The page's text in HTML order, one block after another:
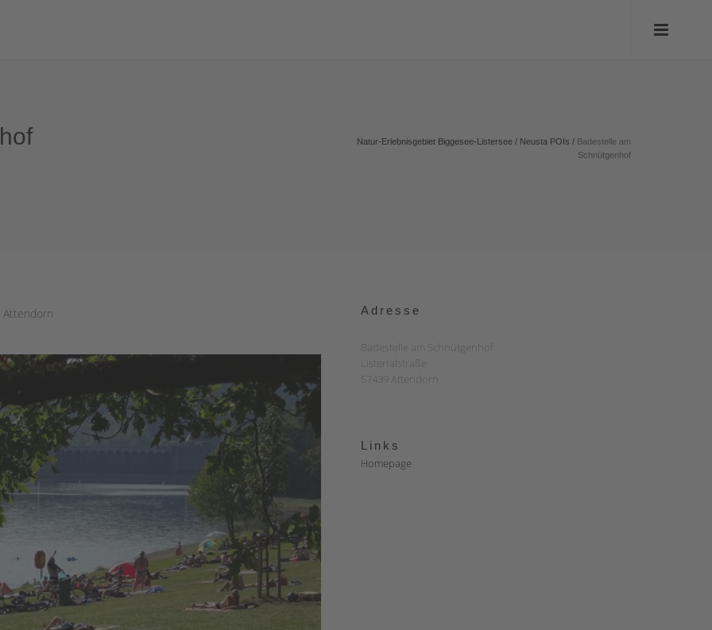
Natur-Erlebnisgebiet Biggesee-Listersee / Neusta POIs / Badestelle am
Schnütgenhof
Attendorn Adresse
Badestelle am Schnütgenhof
Listertalstraße
57439 Attendorn
Links
Homepage